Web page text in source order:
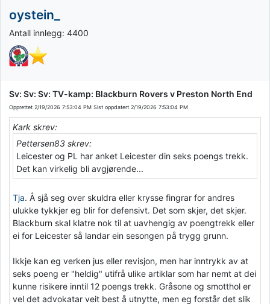
oystein_
Antall innlegg: 4400
Sv: Sv: Sv: TV-kamp: Blackburn Rovers v Preston North End
Opprettet 2/19/2026 7:53:04 PM Sist oppdatert 2/19/2026 7:53:04 PM
Kark skrev:
Pettersen83 skrev:
Leicester og PL har anket Leicester din seks poengs trekk.
Det kan virkelig bli avgjørende...
Tja. Å sjå seg over skuldra eller krysse fingrar for andres
ulukke tykkjer eg blir for defensivt. Det som skjer, det skjer.
Blackburn skal klatre nok til at uavhengig av poengtrekk eller
ei for Leicester så landar ein sesongen på trygg grunn.
Ikkje kan eg verken jus eller revisjon, men har inntrykk av at
seks poeng er "heldig" utifrå ulike artiklar som har nemt at dei
kunne risikere inntil 12 poengs trekk. Gråsone og smotthol er
vel det advokatar veit best å utnytte, men eg forstår det slik